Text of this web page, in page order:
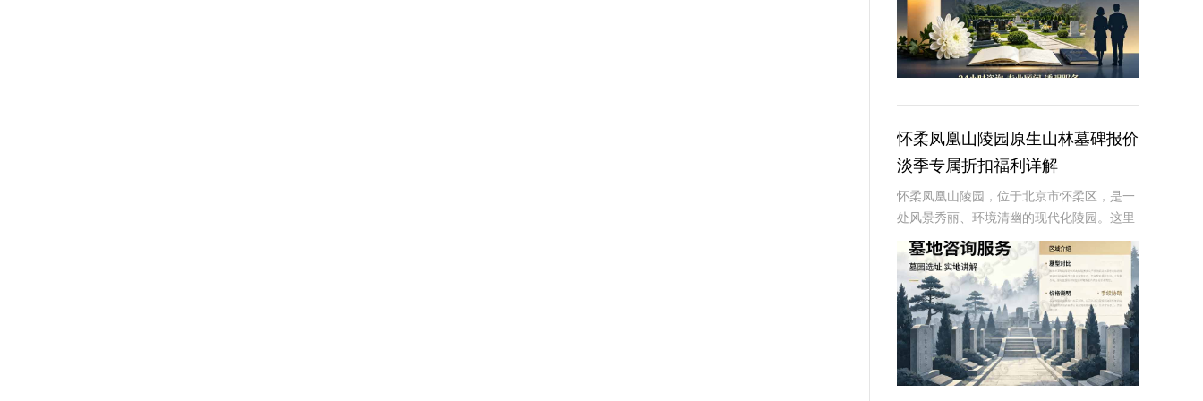
怀柔凤凰山陵园原生山林墓碑报价
淡季专属折扣福利详解
怀柔凤凰山陵园，位于北京市怀柔区，是一
处风景秀丽、环境清幽的现代化陵园。这里
依山傍水，绿树成荫，为逝者提供了一个宁
静而庄严的安息之地。近年来，随着人们对
逝者安葬方式的不断追求，墓碑作为纪念逝
者、寄托哀